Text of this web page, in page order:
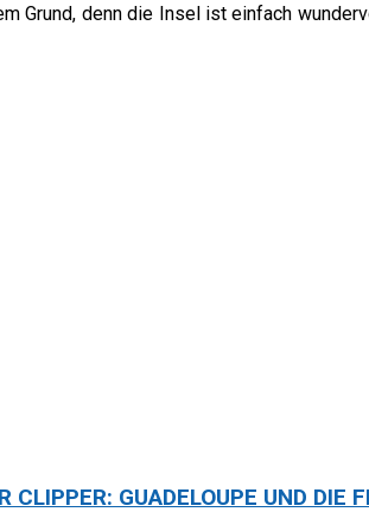
Grund, denn die Insel ist einfach
CLIPPER: GUADELOUPE UND DIE